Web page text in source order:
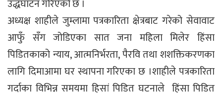
उद्धघाटन गरिएको छ ।
अध्यक्ष शाहीले जुम्लामा पत्रकारिता क्षेत्रबाट गरेको सेवावाट
आफुँ सँग जोडिएका सात जना महिला मिलेर हिंसा
पिडितकाको न्याय, आत्मनिर्भरता, पैरवि तथा शशक्तिकरणका
लागि दिमाआमा घर स्थापना गरिएका छ ।शाहीले पत्रकारिता
गर्दाका विभिन्न समयमा हिसां पिडित घटनाले हिंसा पिडित